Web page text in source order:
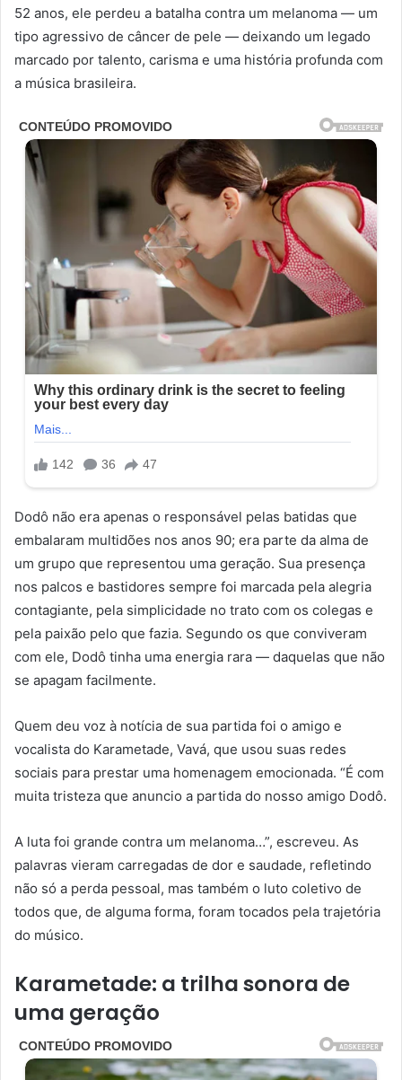
52 anos, ele perdeu a batalha contra um melanoma — um
tipo agressivo de câncer de pele — deixando um legado
marcado por talento, carisma e uma história profunda com
a música brasileira.
Dodô não era apenas o responsável pelas batidas que
embalaram multidões nos anos 90; era parte da alma de
um grupo que representou uma geração. Sua presença
nos palcos e bastidores sempre foi marcada pela alegria
contagiante, pela simplicidade no trato com os colegas e
pela paixão pelo que fazia. Segundo os que conviveram
com ele, Dodô tinha uma energia rara — daquelas que não
se apagam facilmente.
Quem deu voz à notícia de sua partida foi o amigo e
vocalista do Karametade, Vavá, que usou suas redes
sociais para prestar uma homenagem emocionada. “É com
muita tristeza que anuncio a partida do nosso amigo Dodô.
A luta foi grande contra um melanoma…”, escreveu. As
palavras vieram carregadas de dor e saudade, refletindo
não só a perda pessoal, mas também o luto coletivo de
todos que, de alguma forma, foram tocados pela trajetória
do músico.
Karametade: a trilha sonora de
uma geração